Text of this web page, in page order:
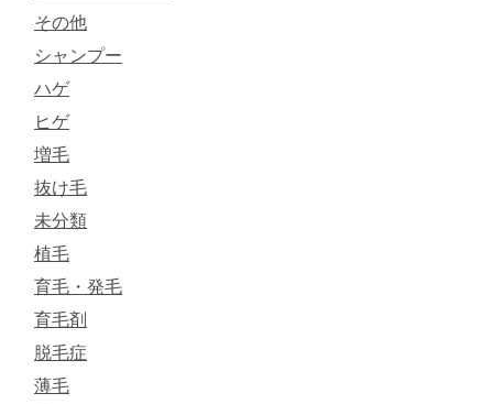
その他
シャンプー
ハゲ
ヒゲ
増毛
抜け毛
未分類
植毛
育毛・発毛
育毛剤
脱毛症
薄毛